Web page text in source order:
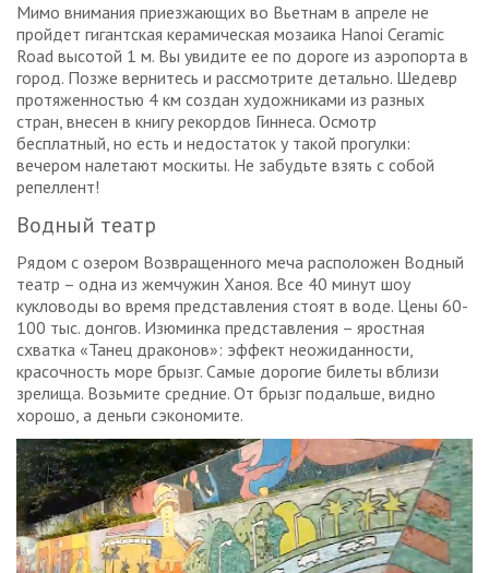
Мимо внимания приезжающих во Вьетнам в апреле не
пройдет гигантская керамическая мозаика Hanoi Ceramic
Road высотой 1 м. Вы увидите ее по дороге из аэропорта в
город. Позже вернитесь и рассмотрите детально. Шедевр
протяженностью 4 км создан художниками из разных
стран, внесен в книгу рекордов Гиннеса. Осмотр
бесплатный, но есть и недостаток у такой прогулки:
вечером налетают москиты. Не забудьте взять с собой
репеллент!
Водный театр
Рядом с озером Возвращенного меча расположен Водный
театр – одна из жемчужин Ханоя. Все 40 минут шоу
кукловоды во время представления стоят в воде. Цены 60-
100 тыс. донгов. Изюминка представления – яростная
схватка «Танец драконов»: эффект неожиданности,
красочность море брызг. Самые дорогие билеты вблизи
зрелища. Возьмите средние. От брызг подальше, видно
хорошо, а деньги сэкономите.